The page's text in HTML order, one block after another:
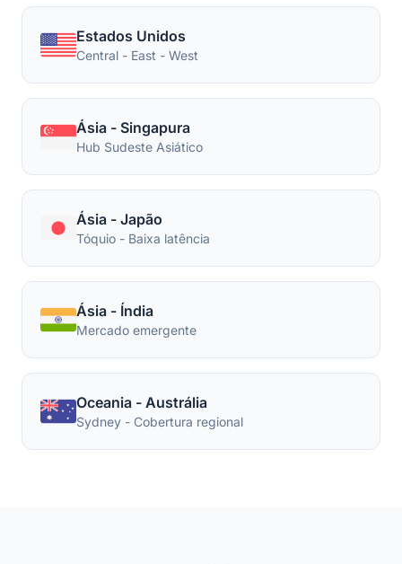
Estados Unidos
Central - East - West
Ásia - Singapura
Hub Sudeste Asiático
Ásia - Japão
Tóquio - Baixa latência
Ásia - Índia
Mercado emergente
Oceania - Austrália
Sydney - Cobertura regional